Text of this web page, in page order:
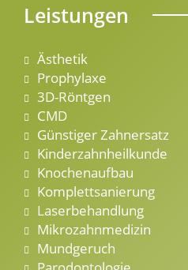
Leistungen
Ästhetik
Prophylaxe
3D-Röntgen
CMD
Günstiger Zahnersatz
Kinderzahnheilkunde
Knochenaufbau
Komplettsanierung
Laserbehandlung
Mikrozahnmedizin
Mundgeruch